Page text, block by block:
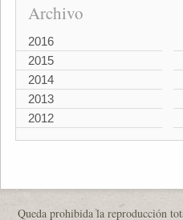
Archivo
2016
2015
2014
2013
2012
Queda prohibida la reproducción